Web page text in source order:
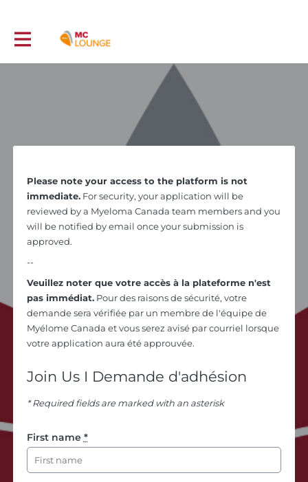
Please note your access to the platform is not
immediate.For security, your application will be
reviewed by a Myeloma Canada team members and you
will be notified by email once your submission is
approved.
--
Veuillez noter que votre accès à la plateforme n'est
pas immédiat.Pour des raisons de sécurité, votre
demande sera vérifiée par un membre de l'équipe de
Myélome Canada et vous serez avisé par courriel lorsque
votre application aura été approuvée.
Join Us I Demande d'adhésion
* Required fields are marked with an asterisk
First name *